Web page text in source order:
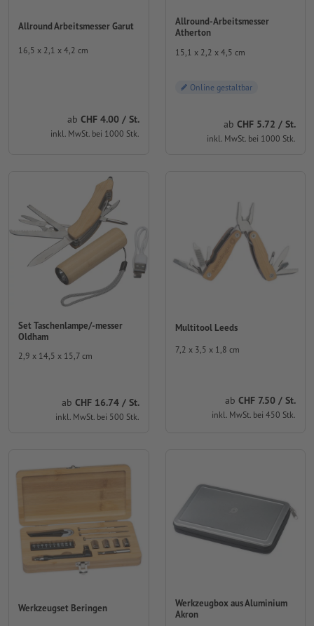
Allround Arbeitsmesser Garut
16,5 x 2,1 x 4,2 cm
ab CHF 4.00 / St.
inkl. MwSt. bei 1000 Stk.
Allround-Arbeitsmesser
Atherton
15,1 x 2,2 x 4,5 cm
Online gestaltbar
ab CHF 5.72 / St.
inkl. MwSt. bei 1000 Stk.
Set Taschenlampe/-messer
Oldham
2,9 x 14,5 x 15,7 cm
ab CHF 16.74 / St.
inkl. MwSt. bei 500 Stk.
Multitool Leeds
7,2 x 3,5 x 1,8 cm
ab CHF 7.50 / St.
inkl. MwSt. bei 450 Stk.
Werkzeugset Beringen
Werkzeugbox aus Aluminium
Akron